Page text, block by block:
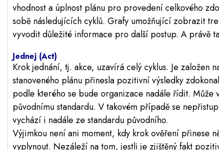
vhodnost a úplnost plánu pro provedení celkového
sobě následujících cyklů. Grafy umožňující zobrazit
vyvodit důležité informace pro další postup. A právě
Jednej (Act)
Krok jednání, tj. akce, uzavírá celý cyklus. Je založen
stanoveného plánu přinesla pozitivní výsledky
podle kterého se bude organizace nadále řídit.
původnímu standardu. V takovém případě se
vychází i nadále ze standardu původního.
Výjimkou není ani moment, kdy krok ověření přinese
vyplynout. Nezáleží na tom, jestli je zjištěný fakt